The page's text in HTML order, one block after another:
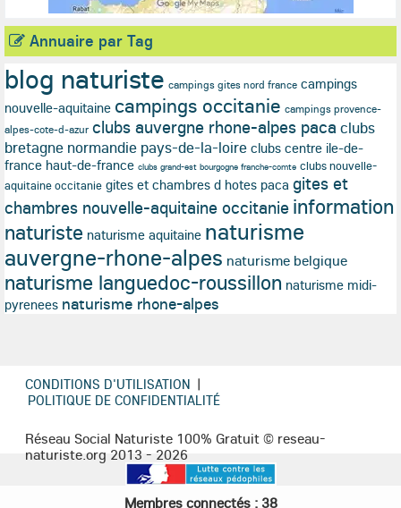
Annuaire par Tag
blog naturiste campings gites nord france campings
nouvelle-aquitaine campings occitanie campings provence-
alpes-cote-d-azur clubs auvergne rhone-alpes paca clubs
bretagne normandie pays-de-la-loire clubs centre ile-de-
france haut-de-france clubs grand-est bourgogne franche-comte clubs nouvelle-
aquitaine occitanie gites et chambres d hotes paca gites et
chambres nouvelle-aquitaine occitanie information
naturiste naturisme aquitaine naturisme
auvergne-rhone-alpes naturisme belgique
naturisme languedoc-roussillon naturisme midi-
pyrenees naturisme rhone-alpes
CONDITIONS D'UTILISATION |
POLITIQUE DE CONFIDENTIALITÉ
Réseau Social Naturiste 100% Gratuit © reseau-
naturiste.org 2013 - 2026
Membres connectés : 38